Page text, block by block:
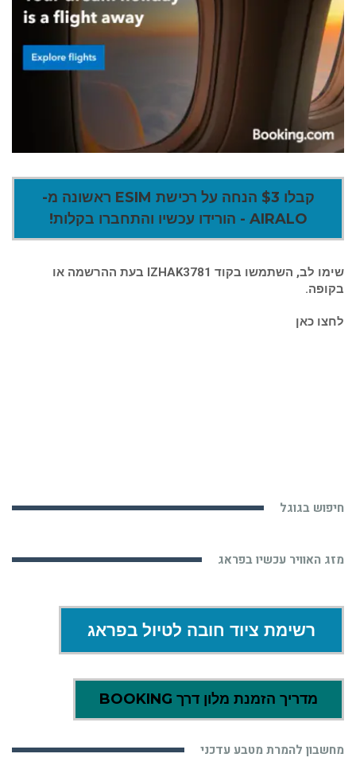
קבלו $3 הנחה על רכישת ESIM ראשונה מ-
AIRALO - הורידו עכשיו והתחברו בקלות!
שימו לב, השתמשו בקוד IZHAK3781 בעת ההרשמה או
בקופה.
לחצו כאן
חיפוש בגוגל
מזג האוויר עכשיו בפראג
רשימת ציוד חובה לטיול בפראג
מדריך הזמנת מלון דרך BOOKING
מחשבון להמרת מטבע עדכני